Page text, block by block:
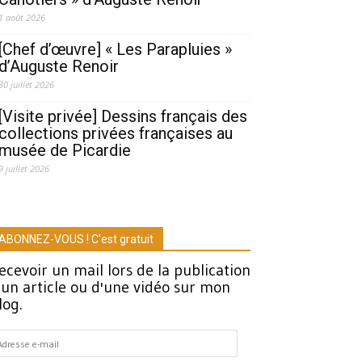
1 août 2026
[Chef d’œuvre] « Les Parapluies »
d’Auguste Renoir
juillet 2026
[Visite privée] Dessins français des
collections privées françaises au
musée de Picardie
juillet 2026
VOUS ! C'est gratuit
un mail lors de la publication
article ou d'une vidéo sur mon